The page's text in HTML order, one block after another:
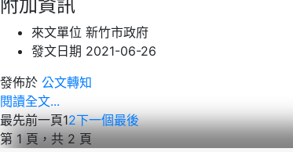
附加資訊
來文單位 新竹市政府
發文日期 2021-06-26
發佈於 公文轉知
閱讀全文...
最先前一頁12下一個最後
第 1 頁，共 2 頁